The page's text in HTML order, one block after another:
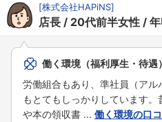
[株式会社HAPiNS]
店長 20代前半女性
働く環境（福利厚生・待遇
労働組合もあり、準社員（ア
もとてもしっかりしています
や本の領収書 ... 働く環境の口